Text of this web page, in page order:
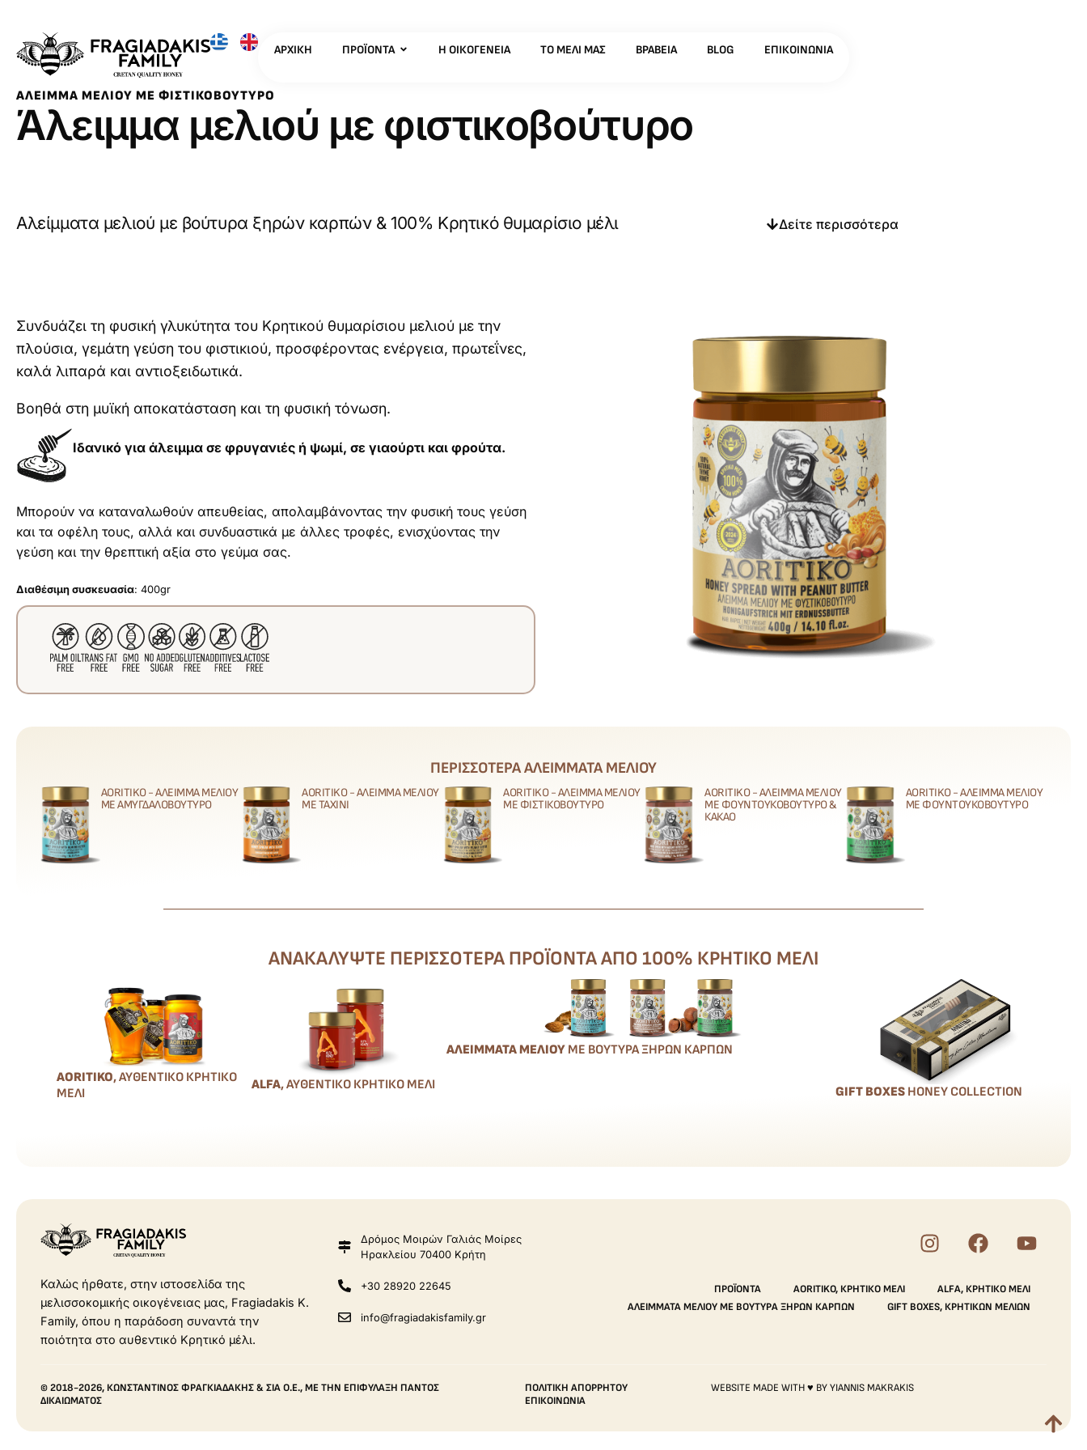
ΑΡΧΙΚΉ ΠΡΟΪΌΝΤΑ Η ΟΙΚΟΓΈΝΕΙΑ ΤΟ ΜΈΛΙ ΜΑΣ ΒΡΑΒΕΊΑ BLOG ΕΠΙΚΟΙΝΩΝΊΑ
ΆΛΕΙΜΜΑ ΜΕΛΙΟΎ ΜΕ ΦΙΣΤΙΚΟΒΟΎΤΥΡΟ
Άλειμμα μελιού με φιστικοβούτυρο
Αλείμματα μελιού με βούτυρα ξηρών καρπών & 100% Κρητικό θυμαρίσιο μέλι Δείτε περισσότερα
Συνδυάζει τη φυσική γλυκύτητα του Κρητικού θυμαρίσιου μελιού με την
πλούσια, γεμάτη γεύση του φιστικιού, προσφέροντας ενέργεια, πρωτεΐνες,
καλά λιπαρά και αντιοξειδωτικά.
Βοηθά στη μυϊκή αποκατάσταση και τη φυσική τόνωση.
Ιδανικό για άλειμμα σε φρυγανιές ή ψωμί, σε γιαούρτι και φρούτα.
Μπορούν να καταναλωθούν απευθείας, απολαμβάνοντας την φυσική τους γεύση
και τα οφέλη τους, αλλά και συνδυαστικά με άλλες τροφές, ενισχύοντας την
γεύση και την θρεπτική αξία στο γεύμα σας.
Διαθέσιμη συσκευασία: 400gr
ΠΕΡΙΣΣΌΤΕΡΑ ΑΛΕΊΜΜΑΤΑ ΜΕΛΙΟΎ
AORITIKO - ΆΛΕΙΜΜΑ ΜΕΛΙΟΎ
ΜΕ ΑΜΥΓΔΑΛΟΒΟΎΤΥΡΟ
AORITIKO - ΆΛΕΙΜΜΑ ΜΕΛΙΟΎ
ΜΕ ΤΑΧΊΝΙ
AORITIKO - ΆΛΕΙΜΜΑ ΜΕΛΙΟΎ
ΜΕ ΦΙΣΤΙΚΟΒΟΎΤΥΡΟ
AORITIKO - ΆΛΕΙΜΜΑ ΜΕΛΙΟΎ
ΜΕ ΦΟΥΝΤΟΥΚΟΒΟΎΤΥΡΟ &
ΚΑΚΆΟ
AORITIKO - ΆΛΕΙΜΜΑ ΜΕΛΙΟΎ
ΜΕ ΦΟΥΝΤΟΥΚΟΒΟΎΤΥΡΟ
ΑΝΑΚΑΛΎΨΤΕ ΠΕΡΙΣΣΌΤΕΡΑ ΠΡΟΪΌΝΤΑ ΑΠΌ 100% ΚΡΗΤΙΚΌ ΜΈΛΙ
AORITIKO, ΑΥΘΕΝΤΙΚΌ ΚΡΗΤΙΚΌ
ΜΈΛΙ
ALFA, ΑΥΘΕΝΤΙΚΌ ΚΡΗΤΙΚΌ ΜΈΛΙ
ΑΛΕΊΜΜΑΤΑ ΜΕΛΙΟΎΜΕ ΒΟΎΤΥΡΑ ΞΗΡΏΝ ΚΑΡΠΏΝ
GIFT BOXES HONEY COLLECTION
Καλώς ήρθατε, στην ιστοσελίδα της
μελισσοκομικής οικογένειας μας, Fragiadakis Κ.
Family, όπου η παράδοση συναντά την
ποιότητα στο αυθεντικό Κρητικό μέλι.
Δρόμος Μοιρών Γαλιάς Μοίρες
Ηρακλείου 70400 Κρήτη
+30 28920 22645
info@fragiadakisfamily.gr
ΠΡΟΪΌΝΤΑ AORITIKO, ΚΡΗΤΙΚΌ ΜΈΛΙ
ALFA, ΚΡΗΤΙΚΌ ΜΈΛΙ
ΑΛΕΊΜΜΑΤΑ ΜΕΛΙΟΎ ΜΕ ΒΟΎΤΥΡΑ ΞΗΡΏΝ ΚΑΡΠΏΝ
GIFT BOXES, ΚΡΗΤΙΚΏΝ ΜΕΛΙΏΝ
© 2018-2026, ΚΩΝΣΤΑΝΤΊΝΟΣ ΦΡΑΓΚΙΑΔΆΚΗΣ & ΣΙΑ Ο.Ε., ΜΕ ΤΗΝ ΕΠΙΦΎΛΑΞΗ ΠΑΝΤΌΣ
ΔΙΚΑΙΏΜΑΤΟΣ
ΠΟΛΙΤΙΚΉ ΑΠΟΡΡΉΤΟΥ
ΕΠΙΚΟΙΝΩΝΊΑ
WEBSITE MADE WITH ♥ BY YIANNIS MAKRAKIS